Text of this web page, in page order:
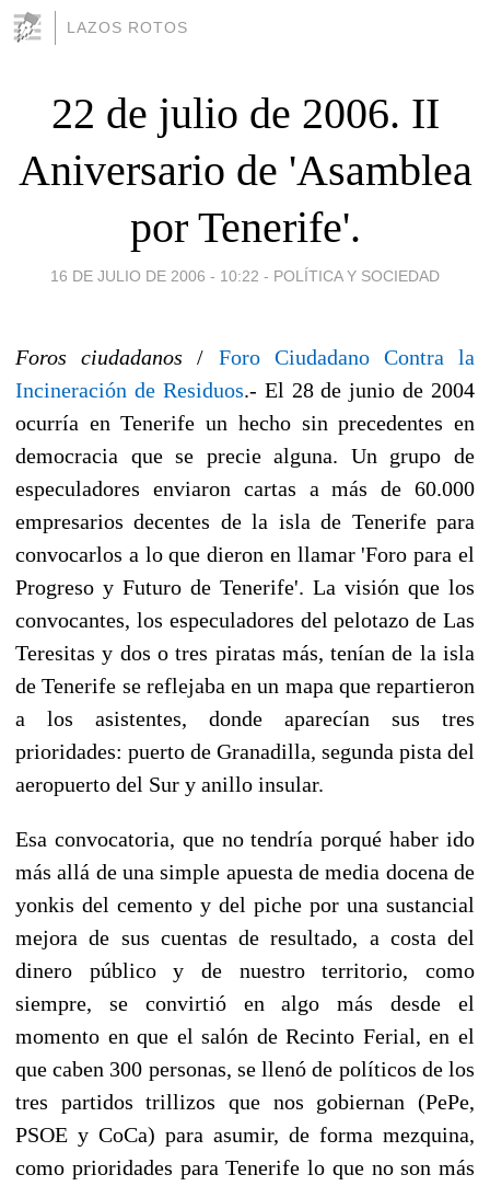
LAZOS ROTOS
22 de julio de 2006. II
Aniversario de 'Asamblea
por Tenerife'.
16 DE JULIO DE 2006 - 10:22 - POLÍTICA Y SOCIEDAD
Foros ciudadanos / Foro Ciudadano Contra la
Incineración de Residuos.- El 28 de junio de 2004
ocurría en Tenerife un hecho sin precedentes en
democracia que se precie alguna. Un grupo de
especuladores enviaron cartas a más de 60.000
empresarios decentes de la isla de Tenerife para
convocarlos a lo que dieron en llamar 'Foro para el
Progreso y Futuro de Tenerife'. La visión que los
convocantes, los especuladores del pelotazo de Las
Teresitas y dos o tres piratas más, tenían de la isla
de Tenerife se reflejaba en un mapa que repartieron
a los asistentes, donde aparecían sus tres
prioridades: puerto de Granadilla, segunda pista del
aeropuerto del Sur y anillo insular.
Esa convocatoria, que no tendría porqué haber ido
más allá de una simple apuesta de media docena de
yonkis del cemento y del piche por una sustancial
mejora de sus cuentas de resultado, a costa del
dinero público y de nuestro territorio, como
siempre, se convirtió en algo más desde el
momento en que el salón de Recinto Ferial, en el
que caben 300 personas, se llenó de políticos de los
tres partidos trillizos que nos gobiernan (PePe,
PSOE y CoCa) para asumir, de forma mezquina,
como prioridades para Tenerife lo que no son más